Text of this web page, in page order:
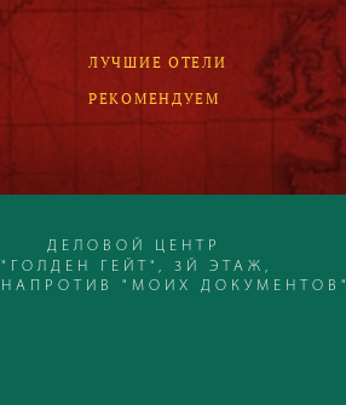
ЛУЧШИЕ ОТЕЛИ
РЕКОМЕНДУЕМ
ДЕЛОВОЙ ЦЕНТР
"ГОЛДЕН ГЕЙТ", 3Й ЭТАЖ,
НАПРОТИВ "МОИХ ДОКУМЕНТОВ"